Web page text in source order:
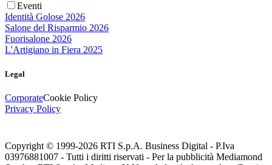
Eventi
Identità Golose 2026
Salone del Risparmio 2026
Fuorisalone 2026
L'Artigiano in Fiera 2025
Legal
CorporateCookie Policy
Privacy Policy
Copyright © 1999-2026 RTI S.p.A. Business Digital - P.Iva
03976881007 - Tutti i diritti riservati - Per la pubblicità Mediamond